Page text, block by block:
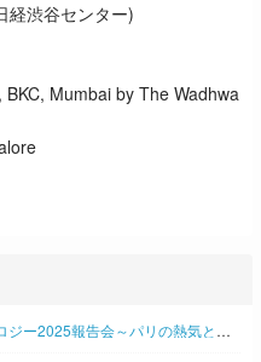
渋谷センター)
Mumbai by The Wadhwa
ビバテクノロジー2025報告会～パリの熱気と学びを東京で 日経イノベーション・ミートアップ